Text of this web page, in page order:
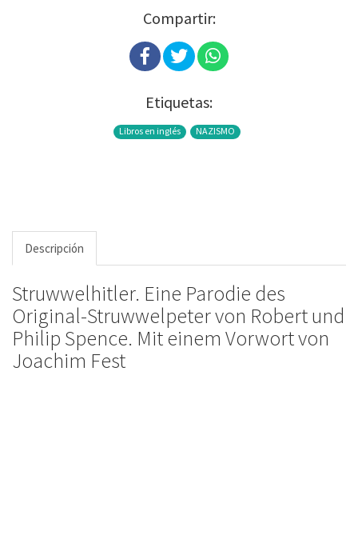
Compartir:
Etiquetas:
Libros en inglés NAZISMO
Descripción
Struwwelhitler. Eine Parodie des
Original-Struwwelpeter von Robert und
Philip Spence. Mit einem Vorwort von
Joachim Fest